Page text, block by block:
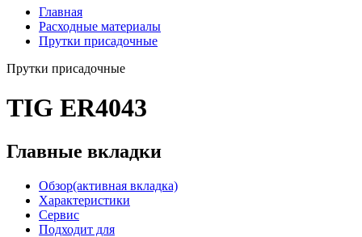
Главная
Расходные материалы
Прутки присадочные
Прутки присадочные
TIG ER4043
Главные вкладки
Обзор(активная вкладка)
Характеристики
Сервис
Подходит для